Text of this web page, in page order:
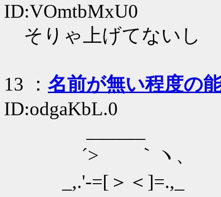
ID:VOmtbMxU0
そりゃ上げてないし
13 ： 名前が無い程度の
ID:odgaKbL.0
´> ｀ヽ、
_,.'-=[＞＜]=.,_